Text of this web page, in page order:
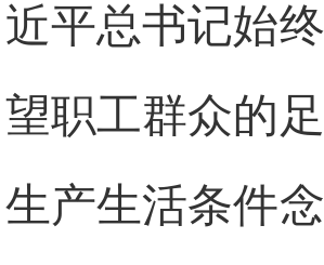
近平总书记始
望职工群众的
生产生活条件